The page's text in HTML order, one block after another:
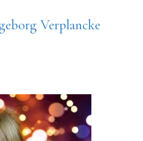
Verplancke